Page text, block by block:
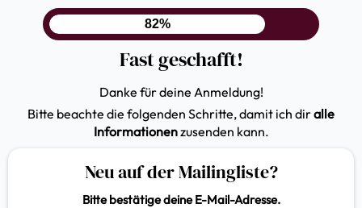
82%
Fast geschafft!
Danke für deine Anmeldung!
Bitte beachte die folgenden Schritte, damit ich diralle
Informationenzusenden kann.
Neu auf der Mailingliste?
Bitte bestätige deine E-Mail-Adresse.